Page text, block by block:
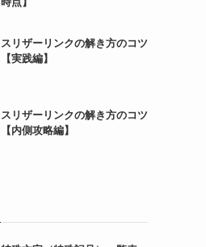
スリザーリンクの解き方のコツ
【実践編】
スリザーリンクの解き方のコツ
【内側攻略編】